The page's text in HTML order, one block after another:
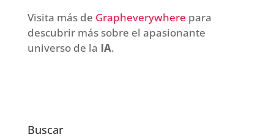
Visita más de Grapheverywhere para
descubrir más sobre el apasionante
universo de la IA.
Buscar